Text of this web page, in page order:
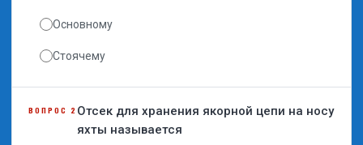
Основному
Стоячему
ВОПРОС 2 Отсек для хранения якорной цепи на носу
яхты называется